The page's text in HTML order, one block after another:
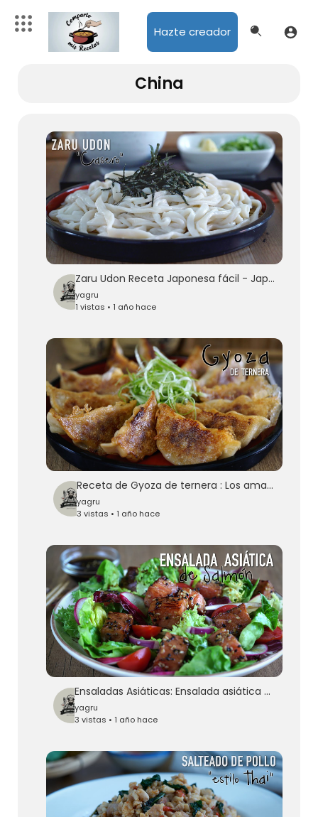
Hazte creador
China
Zaru Udon Receta Japonesa fácil - Japanese Chilled Noodles with Dipping Sauce
yagru
1 vistas • 1 año hace
Receta de Gyoza de ternera : Los amantes de la carne tenéis que probar
yagru
3 vistas • 1 año hace
Ensaladas Asiáticas: Ensalada asiática de salmón - Asian Style Salmon Salad Recipe
yagru
3 vistas • 1 año hace